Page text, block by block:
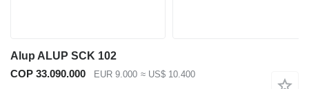
Alup ALUP SCK 102
COP 33.090.000
EUR 9.000 ≈ US$ 10.400